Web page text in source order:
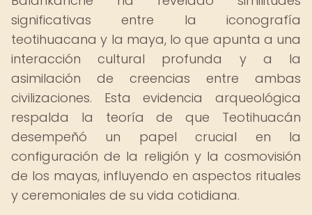
significativas entre la iconografía
teotihuacana y la maya, lo que apunta a una
interacción cultural profunda y a la
asimilación de creencias entre ambas
civilizaciones. Esta evidencia arqueológica
respalda la teoría de que Teotihuacán
desempeñó un papel crucial en la
configuración de la religión y la cosmovisión
de los mayas, influyendo en aspectos rituales
y ceremoniales de su vida cotidiana.